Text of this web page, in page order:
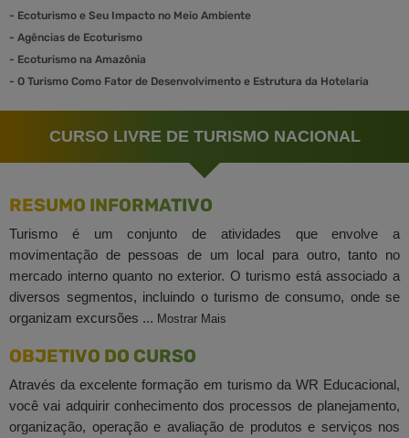
- Ecoturismo e Seu Impacto no Meio Ambiente
- Agências de Ecoturismo
- Ecoturismo na Amazônia
- O Turismo Como Fator de Desenvolvimento e Estrutura da Hotelaria
CURSO LIVRE DE TURISMO NACIONAL
RESUMO INFORMATIVO
Turismo é um conjunto de atividades que envolve a
movimentação de pessoas de um local para outro, tanto no
mercado interno quanto no exterior. O turismo está associado a
diversos segmentos, incluindo o turismo de consumo, onde se
organizam excursões ... Mostrar Mais
OBJETIVO DO CURSO
Através da excelente formação em turismo da WR Educacional,
você vai adquirir conhecimento dos processos de planejamento,
organização, operação e avaliação de produtos e serviços nos